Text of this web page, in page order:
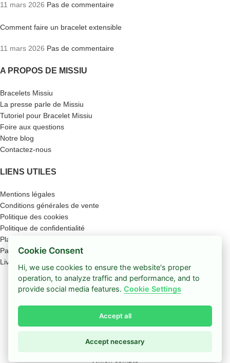
11 mars 2026 Pas de commentaire
Comment faire un bracelet extensible
11 mars 2026 Pas de commentaire
A PROPOS DE MISSIU
Bracelets Missiu
La presse parle de Missiu
Tutoriel pour Bracelet Missiu
Foire aux questions
Notre blog
Contactez-nous
LIENS UTILES
Mentions légales
Conditions générales de vente
Politique des cookies
Politique de confidentialité
Plan du site
Paiement sécurisé
Livraison
Boutique
Coup de cœur
Panier
Cookie Consent
Hi, we use cookies to ensure the website's proper
operation, to analyze traffic and performance, and to
provide social media features.Cookie Settings
Accept all
Accept necessary